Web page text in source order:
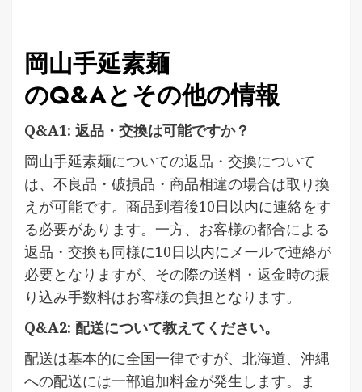
岡山手延素麺
のQ&Aとその他の情報
Q&A1: 返品・交換は可能ですか？
岡山手延素麺についての返品・交換について
は、不良品・破損品・商品相違の場合は取り換
えが可能です。商品到着後10日以内に連絡をす
る必要があります。一方、お客様の都合による
返品・交換も同様に10日以内にメールで連絡が
必要となりますが、その際の送料・返金時の振
り込み手数料はお客様の負担となります。
Q&A2: 配送について教えてください。
配送は基本的に全国一律ですが、北海道、沖縄
への配送には一部追加料金が発生します。ま